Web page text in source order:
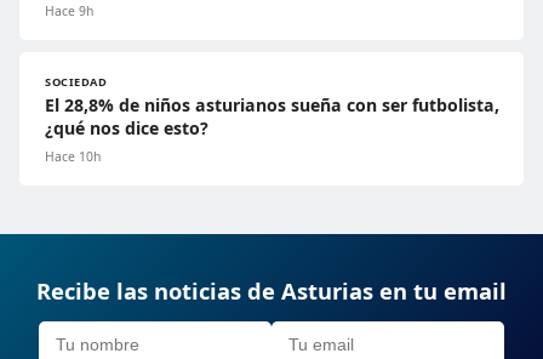
Hace 9h
SOCIEDAD
El 28,8% de niños asturianos sueña con ser futbolista,
¿qué nos dice esto?
Hace 10h
Recibe las noticias de Asturias en tu email